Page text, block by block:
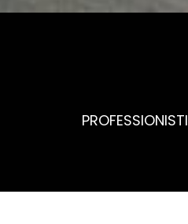
PROFESSIONISTI